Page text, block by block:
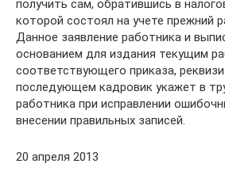
получить сам, обратившись в
которой состоял на учете прежний
Данное заявление работника и
основанием для издания текущим
соответствующего приказа,
последующем кадровик укажет в
работника при исправлении
внесении правильных записей.
20 апреля 2013